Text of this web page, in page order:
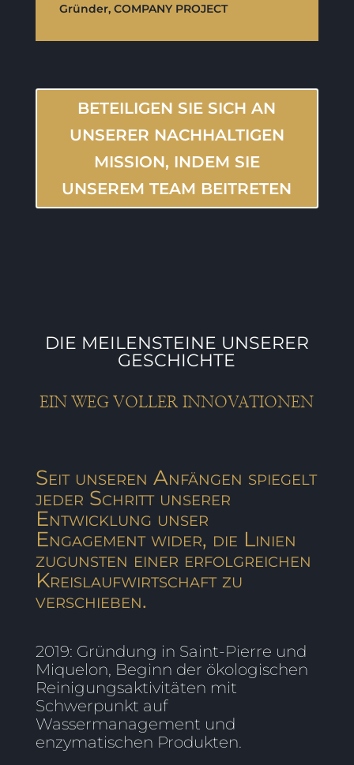
Gründer, COMPANY PROJECT
BETEILIGEN SIE SICH AN
UNSERER NACHHALTIGEN
MISSION, INDEM SIE
UNSEREM TEAM BEITRETEN
DIE MEILENSTEINE UNSERER
GESCHICHTE
EIN WEG VOLLER INNOVATIONEN
Seit unseren Anfängen spiegelt
jeder Schritt unserer
Entwicklung unser
Engagement wider, die Linien
zugunsten einer erfolgreichen
Kreislaufwirtschaft zu
verschieben.
2019: Gründung in Saint-Pierre und
Miquelon, Beginn der ökologischen
Reinigungsaktivitäten mit
Schwerpunkt auf
Wassermanagement und
enzymatischen Produkten.